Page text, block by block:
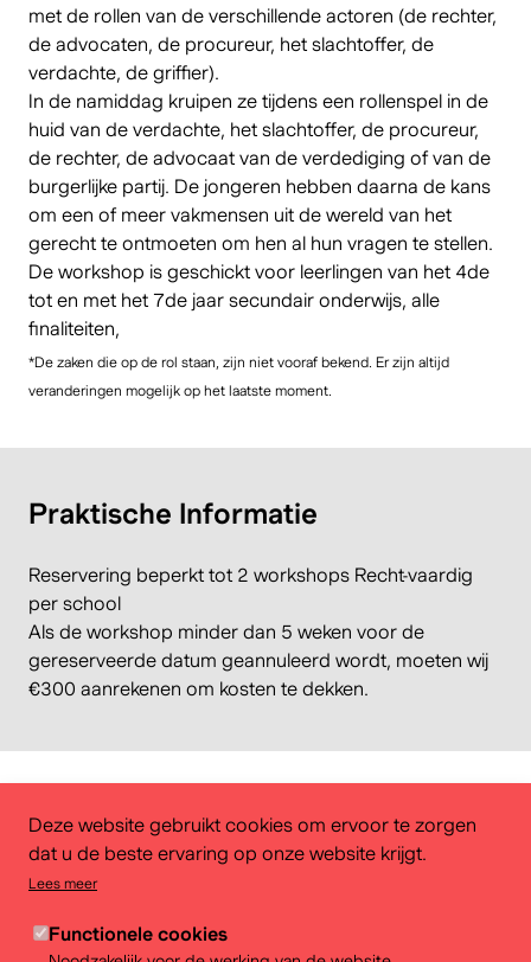
Deze website gebruikt cookies om ervoor te zorgen
dat u de beste ervaring op onze website krijgt.
Lees meer
Functionele cookies
met de rollen van de verschillende actoren (de rechter,
de advocaten, de procureur, het slachtoffer, de
verdachte, de griffier).
In de namiddag kruipen ze tijdens een rollenspel in de
huid van de verdachte, het slachtoffer, de procureur,
de rechter, de advocaat van de verdediging of van de
burgerlijke partij. De jongeren hebben daarna de kans
om een of meer vakmensen uit de wereld van het
gerecht te ontmoeten om hen al hun vragen te stellen.
De workshop is geschickt voor leerlingen van het 4de
tot en met het 7de jaar secundair onderwijs, alle
finaliteiten,
*De zaken die op de rol staan, zijn niet vooraf bekend. Er zijn altijd
veranderingen mogelijk op het laatste moment.
Praktische Informatie
Reservering beperkt tot 2 workshops Recht-vaardig
per school
Als de workshop minder dan 5 weken voor de
gereserveerde datum geannuleerd wordt, moeten wij
€300 aanrekenen om kosten te dekken.